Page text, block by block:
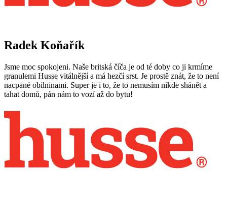
Radek Koňařík
Jsme moc spokojeni. Naše britská číča je od té doby co ji krmíme
granulemi Husse vitálnější a má hezčí srst. Je prostě znát, že to není
nacpané obilninami. Super je i to, že to nemusím nikde shánět a
tahat domů, pán nám to vozí až do bytu!